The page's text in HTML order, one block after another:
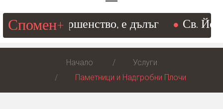
Спомен+
към съвършенство, е дълъг Св. Йоан
Начало
Услуги
Паметници и Надгробни Плочи